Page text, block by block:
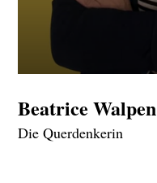
Beatrice Walpen
Die Querdenkerin